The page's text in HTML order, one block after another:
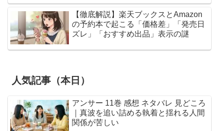
【徹底解説】楽天ブックスとAmazon
の予約本で起こる「価格差」「発売日
ズレ」「おすすめ出品」表示の謎
人気記事（本日）
アンサー 11巻 感想 ネタバレ 見どころ
｜真波を追い詰める執着と揺れる人間
関係が苦しい